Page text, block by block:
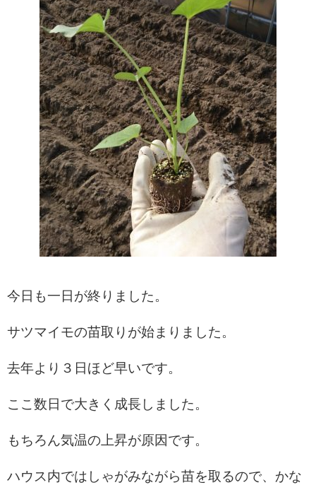
今日も一日が終りました。
サツマイモの苗取りが始まりました。
去年より３日ほど早いです。
ここ数日で大きく成長しました。
もちろん気温の上昇が原因です。
ハウス内ではしゃがみながら苗を取るので、かな